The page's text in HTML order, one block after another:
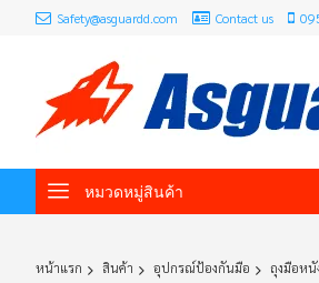
Safety@asguardd.com Contact us
หมวดหมู่สินค้า
หน้าแรก สินค้า อุปกรณ์ป้องกันมือ ถุงมือหนั